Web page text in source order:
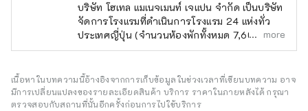
บริษัท โฮเทล แมเนจเมนท์ เจแปน จำกัด เป็นบริษัท
จัดการโรงแรมที่ดำเนินการโรงแรม 24 แห่งทั่ว
ประเทศญี่ปุ่น (จำนวนห้องพักทั้งหมด 7,601 ห้อง)
นอกเหนือจากแบรนด์ของตนเองอย่าง "โอเรียน
แล้ว บริษัทยังบริหารและจัดการโรงแรมอีกหลาย
แห่ง เช่น "ฮิลตัน" "เชอราตัน" และ "โรงแรมนิกโก้"
more
เนื้อหาในบทความนี้อ้างอิงจากการเก็บข้อมูลในช่วงเวลาที่เขียนบทความ อาจ
มีการเปลี่ยนแปลงของรายละเอียดสินค้า บริการ ราคาในภายหลังได้ กรุณา
ตรวจสอบกับสถานที่นั้นอีกครั้งก่อนการไปใช้บริการ